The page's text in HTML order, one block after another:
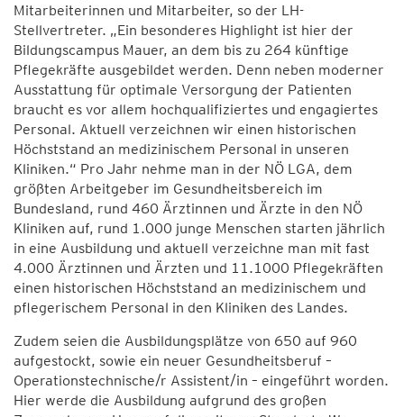
Mitarbeiterinnen und Mitarbeiter, so der LH-
Stellvertreter. „Ein besonderes Highlight ist hier der
Bildungscampus Mauer, an dem bis zu 264 künftige
Pflegekräfte ausgebildet werden. Denn neben moderner
Ausstattung für optimale Versorgung der Patienten
braucht es vor allem hochqualifiziertes und engagiertes
Personal. Aktuell verzeichnen wir einen historischen
Höchststand an medizinischem Personal in unseren
Kliniken.“ Pro Jahr nehme man in der NÖ LGA, dem
größten Arbeitgeber im Gesundheitsbereich im
Bundesland, rund 460 Ärztinnen und Ärzte in den NÖ
Kliniken auf, rund 1.000 junge Menschen starten jährlich
in eine Ausbildung und aktuell verzeichne man mit fast
4.000 Ärztinnen und Ärzten und 11.1000 Pflegekräften
einen historischen Höchststand an medizinischem und
pflegerischem Personal in den Kliniken des Landes.
Zudem seien die Ausbildungsplätze von 650 auf 960
aufgestockt, sowie ein neuer Gesundheitsberuf –
Operationstechnische/r Assistent/in – eingeführt worden.
Hier werde die Ausbildung aufgrund des großen